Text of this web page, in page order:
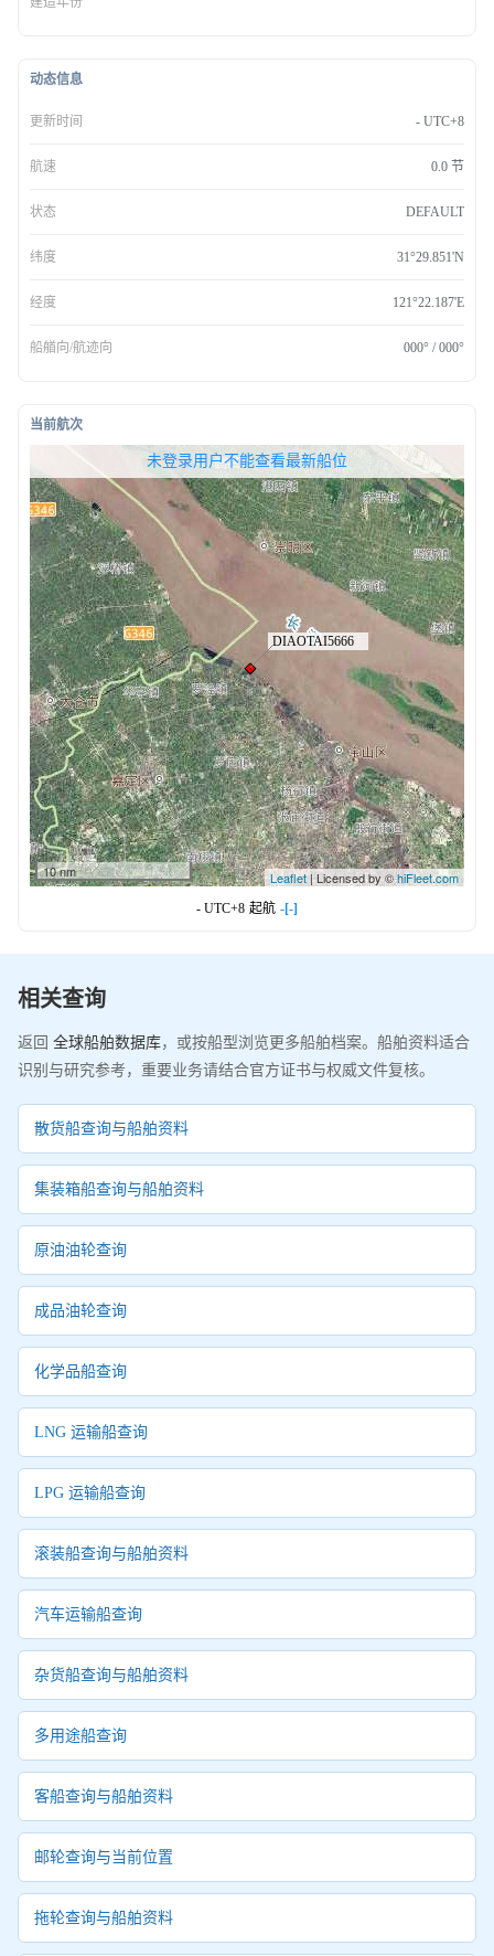
动态信息
更新时间 - UTC+8
航速 0.0 节
状态 DEFAULT
纬度 31°29.851'N
经度 121°22.187'E
船艏向/航迹向 000° / 000°
当前航次
10 nm Leaflet | Licensed by ©hiFleet.com
未登录用户不能查看最新船位
无权查看最新船位，请联系开通
- UTC+8 起航 -[-]
相关查询
返回 全球船舶数据库，或按船型浏览更多船舶档案。船舶资料适合
识别与研究参考，重要业务请结合官方证书与权威文件复核。
散货船查询与船舶资料
集装箱船查询与船舶资料
原油油轮查询
成品油轮查询
化学品船查询
LNG 运输船查询
LPG 运输船查询
滚装船查询与船舶资料
汽车运输船查询
杂货船查询与船舶资料
多用途船查询
客船查询与船舶资料
邮轮查询与当前位置
拖轮查询与船舶资料